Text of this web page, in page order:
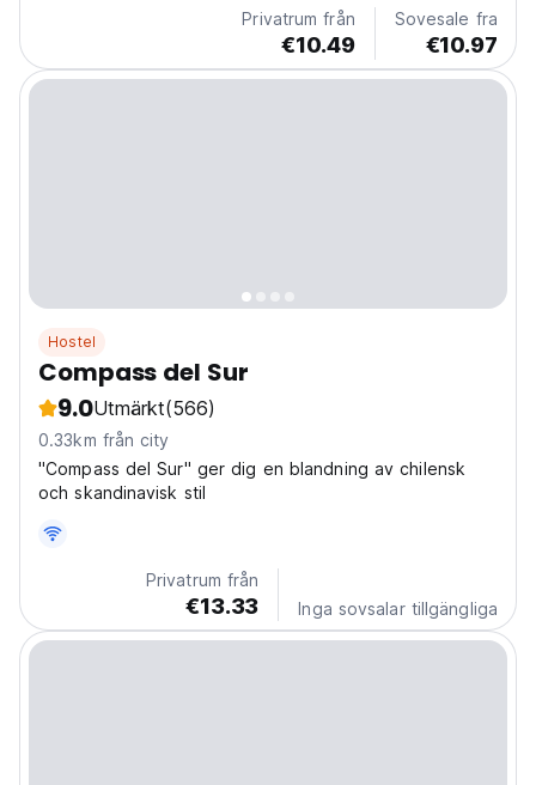
Privatrum från
€10.49
Sovesale fra
€10.97
Hostel
Compass del Sur
9.0Utmärkt(566)
0.33km från city
"Compass del Sur" ger dig en blandning av chilensk
och skandinavisk stil
Privatrum från
€13.33 Inga sovsalar tillgängliga